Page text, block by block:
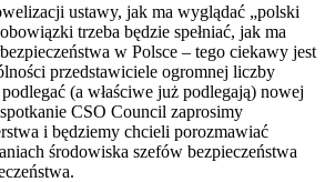
ustawy, jak ma wyglądać „polski
trzeba będzie spełniać, jak ma
w Polsce – tego ciekawy jest
przedstawiciele ogromnej liczby
(a właściwe już podlegają) nowej
CSO Council zaprosimy
i będziemy chcieli porozmawiać
środowiska szefów bezpieczeństwa